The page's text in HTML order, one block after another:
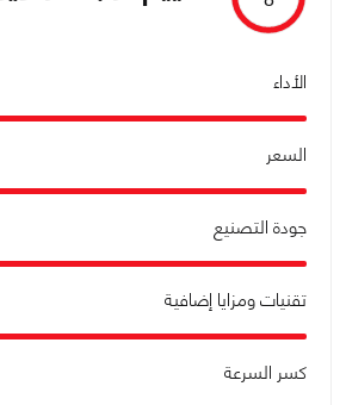
الأداء
السعر
جودة التصنيع
تقنيات ومزايا إضافية
كسر السرعة